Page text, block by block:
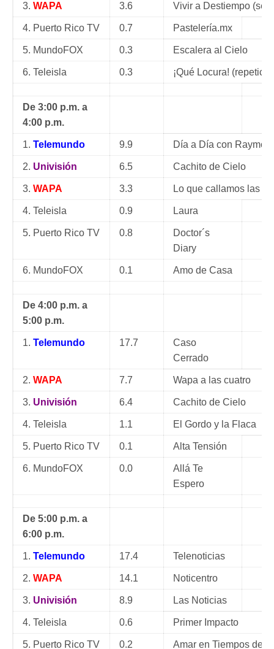
3. WAPA 3.6 Vivir a Destiempo
4. Puerto Rico TV 0.7 Pastelería.mx
5. MundoFOX 0.3 Escalera al Cielo
6. Teleisla 0.3 ¡Qué Locura!
De 3:00 p.m. a
4:00 p.m.
1. Telemundo 9.9 Día a Día con
2. Univisión 6.5 Cachito de Cielo
3. WAPA 3.3 Lo que callamos las
4. Teleisla 0.9 Laura
5. Puerto Rico TV 0.8
Doctor´s
Diary
6. MundoFOX 0.1 Amo de Casa
De 4:00 p.m. a
5:00 p.m.
1. Telemundo 17.7
Caso
Cerrado
2. WAPA 7.7 Wapa a las cuatro
3. Univisión 6.4 Cachito de Cielo
4. Teleisla 1.1 El Gordo y la Flaca
5. Puerto Rico TV 0.1 Alta Tensión
6. MundoFOX 0.0
Allá Te
Espero
De 5:00 p.m. a
6:00 p.m.
1. Telemundo 17.4 Telenoticias
2. WAPA 14.1 Noticentro
3. Univisión 8.9 Las Noticias
4. Teleisla 0.6 Primer Impacto
5. Puerto Rico TV 0.2 Amar en Tiempos de